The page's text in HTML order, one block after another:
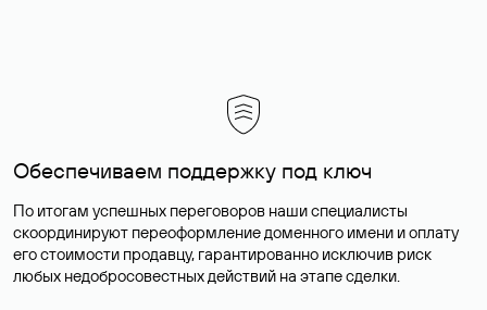
Обеспечиваем поддержку под ключ
По итогам успешных переговоров наши специалисты
скоординируют переоформление доменного имени и оплату
его стоимости продавцу, гарантированно исключив риск
любых недобросовестных действий на этапе сделки.